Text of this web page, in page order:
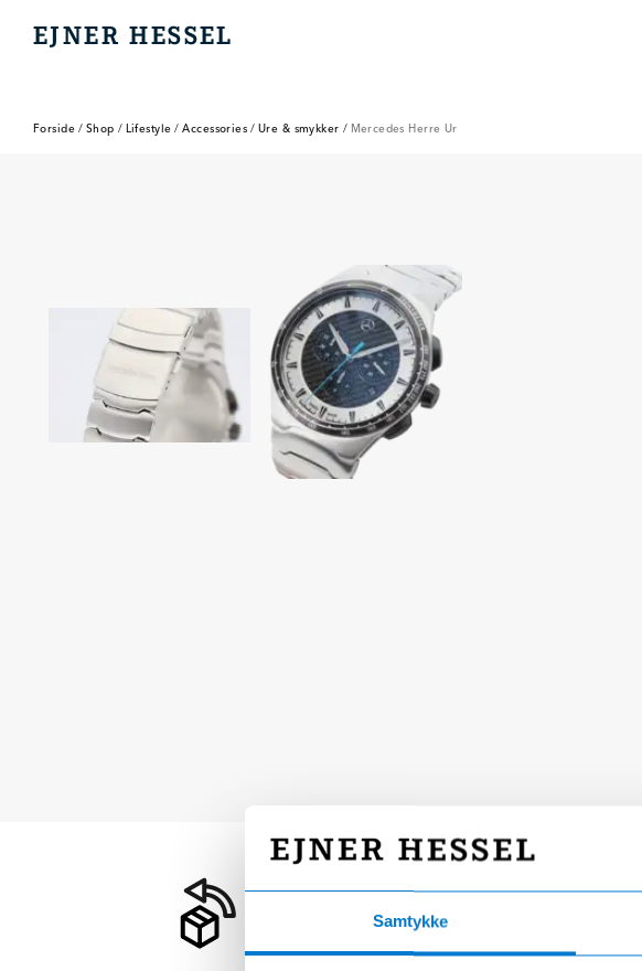
Samtykke
EJNER HESSEL
Forside / Shop / Lifestyle / Accessories / Ure & smykker / Mercedes Herre Ur